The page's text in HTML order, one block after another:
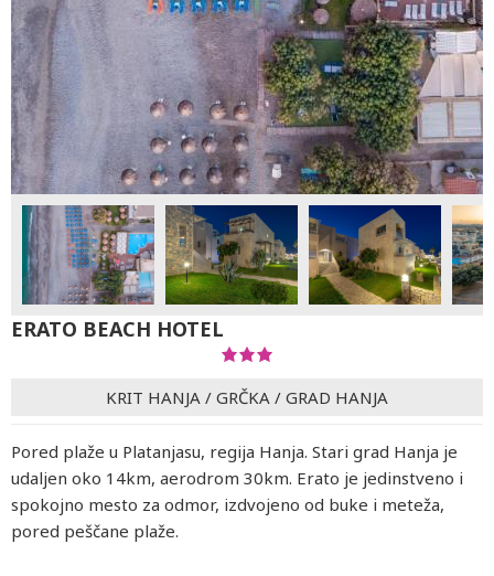
ERATO BEACH HOTEL
KRIT HANJA / GRČKA / GRAD HANJA
Pored plaže u Platanjasu, regija Hanja. Stari grad Hanja je
udaljen oko 14km, aerodrom 30km. Erato je jedinstveno i
spokojno mesto za odmor, izdvojeno od buke i meteža,
pored peščane plaže.